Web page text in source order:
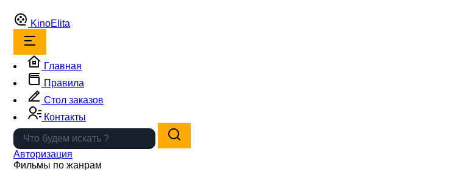
KinoElita
Главная
Правила
Стол заказов
Контакты
Авторизация
Фильмы по жанрам